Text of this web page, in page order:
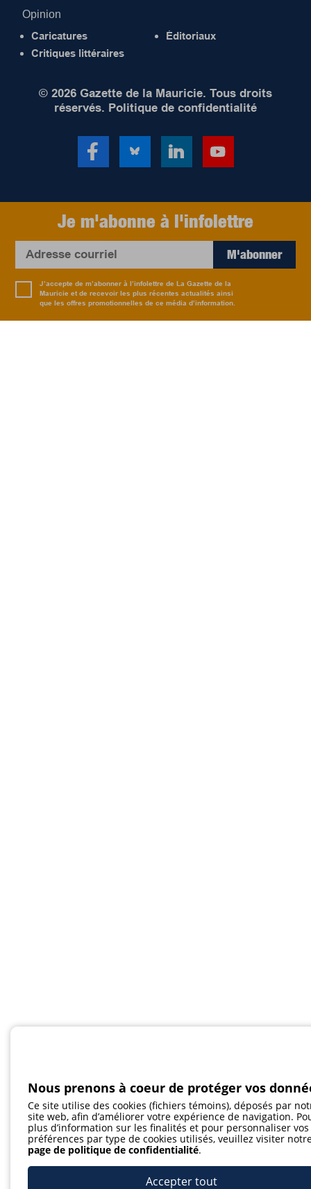
Opinion
Caricatures
Critiques littéraires
Éditoriaux
© 2026 Gazette de la Mauricie. Tous droits
réservés. Politique de confidentialité
Je m'abonne à l'infolettre
M'abonner
J’accepte de m’abonner à l’infolettre de La Gazette de la
Mauricie et de recevoir les plus récentes actualités ainsi
que les offres promotionnelles de ce média d’information.
Nous prenons à coeur de protéger vos
Ce site utilise des cookies (fichiers témoins), déposés par
site web, afin d’améliorer votre expérience de navigation.
plus d’information sur les finalités et pour personnaliser vos
préférences par type de cookies utilisés, veuillez visiter
page de politique de confidentialité.
Accepter tout